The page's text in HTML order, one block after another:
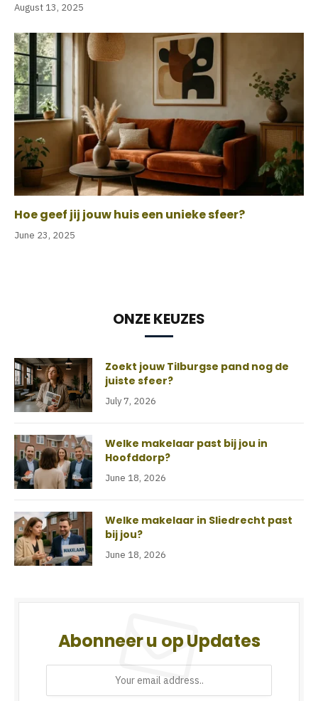
August 13, 2025
Hoe geef jij jouw huis een unieke sfeer?
June 23, 2025
ONZE KEUZES
Zoekt jouw Tilburgse pand nog de
juiste sfeer?
July 7, 2026
Welke makelaar past bij jou in
Hoofddorp?
June 18, 2026
Welke makelaar in Sliedrecht past
bij jou?
June 18, 2026
Abonneer u op Updates